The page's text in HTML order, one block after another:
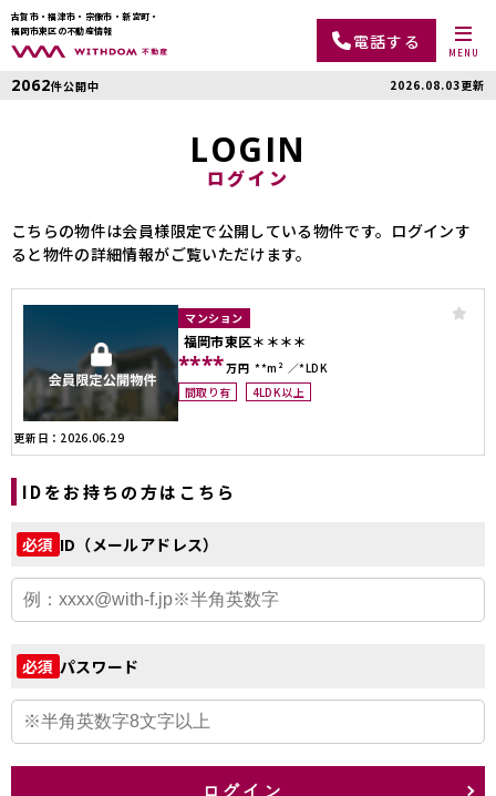
古賀市・福津市・宗像市・新宮町・
福岡市東区の不動産情報
電話する
MENU
2062件公開中 2026.08.03更新
LOGIN
ログイン
こちらの物件は会員様限定で公開している物件です。ログインす
ると物件の詳細情報がご覧いただけます。
マンション
福岡市東区＊＊＊＊
****万円 **m²
*LDK
間取り有
4LDK以上
更新日：2026.06.29
IDをお持ちの方はこちら
必須 ID（メールアドレス）
必須 パスワード